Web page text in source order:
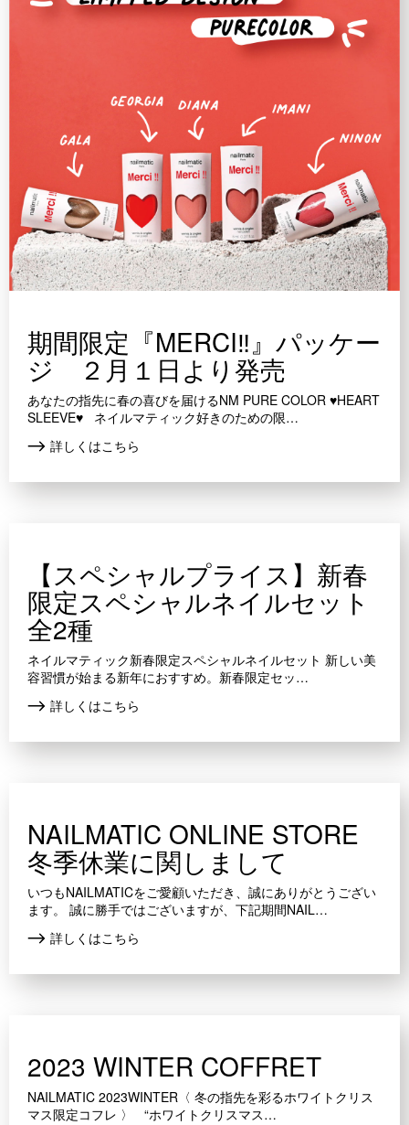
期間限定『MERCI‼』パッケー
ジ ２月１日より発売
あなたの指先に春の喜びを届けるNM PURE COLOR ♥HEART
SLEEVE♥ ネイルマティック好きのための限…
詳しくはこちら
【スペシャルプライス】新春
限定スペシャルネイルセット
全2種
ネイルマティック新春限定スペシャルネイルセット 新しい美
容習慣が始まる新年におすすめ。新春限定セッ…
詳しくはこちら
NAILMATIC ONLINE STORE
冬季休業に関しまして
いつもNAILMATICをご愛顧いただき、誠にありがとうござい
ます。 誠に勝手ではございますが、下記期間NAIL…
詳しくはこちら
2023 WINTER COFFRET
NAILMATIC 2023WINTER〈 冬の指先を彩るホワイトクリス
マス限定コフレ 〉 “ホワイトクリスマス…